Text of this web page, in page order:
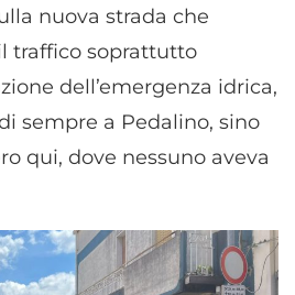
nuova strada che
traffico soprattutto
dell’emergenza idrica,
sempre a Pedalino, sino
qui, dove nessuno aveva